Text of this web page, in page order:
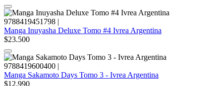
9788419451798 |
Manga Inuyasha Deluxe Tomo #4 Ivrea Argentina
$23.500
9788419600400 |
Manga Sakamoto Days Tomo 3 - Ivrea Argentina
$12.990